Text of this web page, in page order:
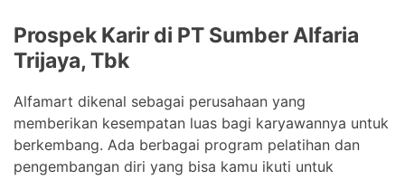
Prospek Karir di PT Sumber Alfaria
Trijaya, Tbk
Alfamart dikenal sebagai perusahaan yang
memberikan kesempatan luas bagi karyawannya untuk
berkembang. Ada berbagai program pelatihan dan
pengembangan diri yang bisa kamu ikuti untuk